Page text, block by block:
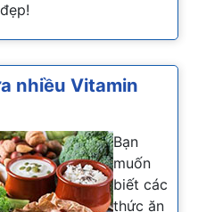
nhiều Vitamin
Bạn
muốn
biết các
thức ăn